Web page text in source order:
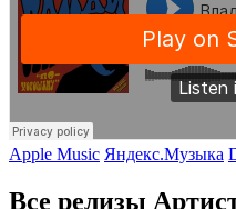
Apple Music Яндекс.Музыка
Все релизы